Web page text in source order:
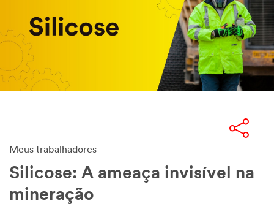
Meus trabalhadores
Silicose: A ameaça invisível na
mineração